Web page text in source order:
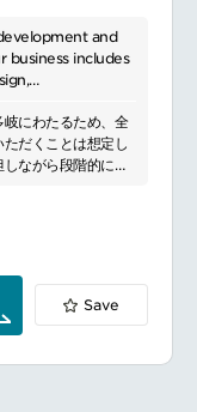
びグローバル・コ
コンプライアンス
作成・管理
言・コンサルテー
害対応（クレー
プライアンス強化
事項や照会につい
対応および調整業
and
business includes
distinctive
flying cars
transportation,
We recently
marking a
contributing
era of mobility.
にわたるため、全
だくことは想定し
ながら段階的に組
査・ドラフト作
・パートナー企業
有利な条件の獲得
Save